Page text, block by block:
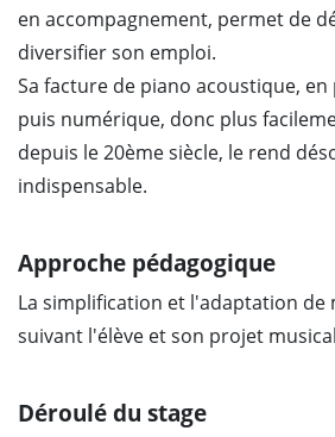
en accompagnement, permet de
diversifier son emploi.
Sa facture de piano acoustique,
puis numérique, donc plus
depuis le 20ème siècle, le rend
indispensable.
Approche pédagogique
La simplification et l'adaptation de
suivant l'élève et son projet
Déroulé du stage